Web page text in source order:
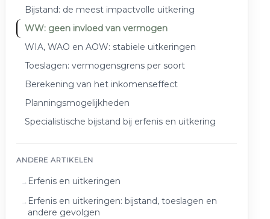
Bijstand: de meest impactvolle uitkering
WW: geen invloed van vermogen
WIA, WAO en AOW: stabiele uitkeringen
Toeslagen: vermogensgrens per soort
Berekening van het inkomenseffect
Planningsmogelijkheden
Specialistische bijstand bij erfenis en uitkering
ANDERE ARTIKELEN
Erfenis en uitkeringen
Erfenis en uitkeringen: bijstand, toeslagen en
andere gevolgen